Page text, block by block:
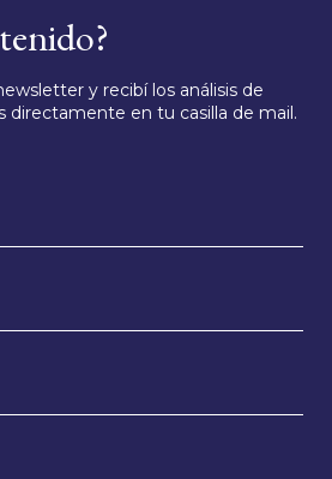
y recibí los análisis de
directamente en tu casilla de mail.